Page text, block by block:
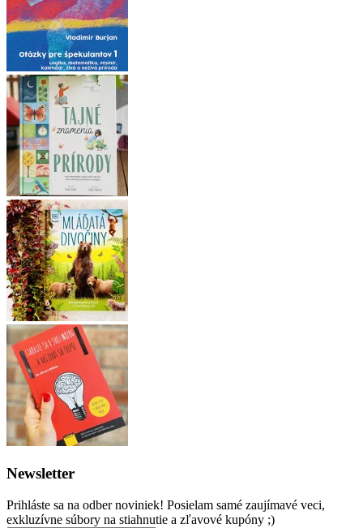
Newsletter
Prihláste sa na odber noviniek! Posielam samé zaujímavé veci,
exkluzívne súbory na stiahnutie a zľavové kupóny ;)